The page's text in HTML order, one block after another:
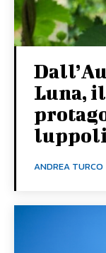
Luna,
ANDREA TURCO